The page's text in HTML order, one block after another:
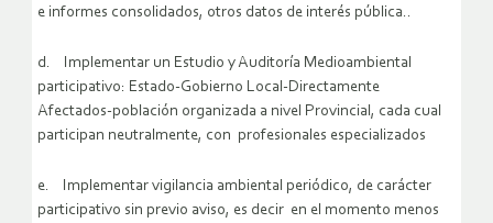
e informes consolidados, otros datos de interés pública..
d. Implementar un Estudio y Auditoría Medioambiental
participativo: Estado-Gobierno Local-Directamente
Afectados-población organizada a nivel Provincial, cada cual
participan neutralmente, con profesionales especializados
e. Implementar vigilancia ambiental periódico, de carácter
participativo sin previo aviso, es decir en el momento menos